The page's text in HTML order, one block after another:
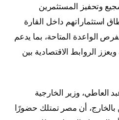
وتحفيز المستثمرين
استثماراتهم داخل القارة
الواعدة المتاحة، بما يدعم
الروابط الاقتصادية بين
العاطي، وزير الخارجية
بالخارج، أن مصر تمتلك حضورًا